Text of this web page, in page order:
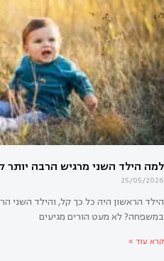
לי להיות מדריכת
25/05/2026
הילד הראשון היה כל כך קל, והילד
במשפחה? לא מעט הורים מגיעים
קרא עוד »